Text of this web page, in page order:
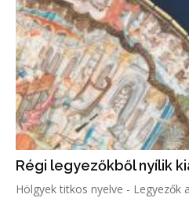
Régi legyezőkből nyílik
Hölgyek titkos nyelve - Legyezők